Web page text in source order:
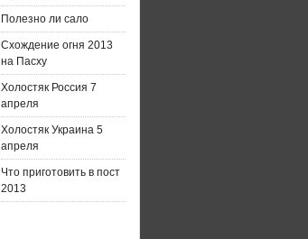
Полезно ли сало
Схождение огня 2013
на Пасху
Холостяк Россия 7
апреля
Холостяк Украина 5
апреля
Что приготовить в пост
2013